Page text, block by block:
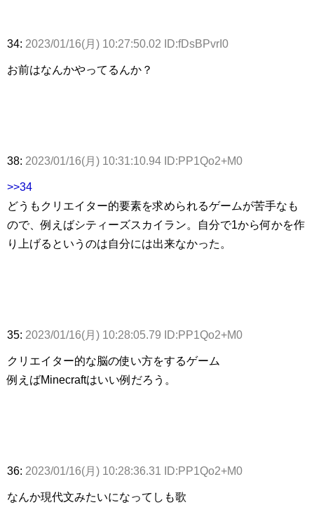
34: 2023/01/16(月) 10:27:50.02 ID:fDsBPvrI0
お前はなんかやってるんか？
38: 2023/01/16(月) 10:31:10.94 ID:PP1Qo2+M0
>>34
どうもクリエイター的要素を求められるゲームが苦手なも
ので、例えばシティーズスカイラン。自分で1から何かを作
り上げるというのは自分には出来なかった。
35: 2023/01/16(月) 10:28:05.79 ID:PP1Qo2+M0
クリエイター的な脳の使い方をするゲーム
例えばMinecraftはいい例だろう。
36: 2023/01/16(月) 10:28:36.31 ID:PP1Qo2+M0
なんか現代文みたいになってしも歌